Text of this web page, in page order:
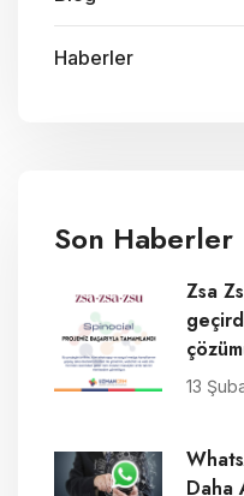
Haberler
Son Haberler
Zsa
13
Daha